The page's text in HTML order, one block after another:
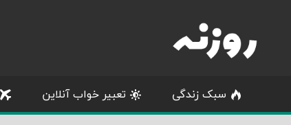
content
سبک زندگی تعبیر خواب آنلاین